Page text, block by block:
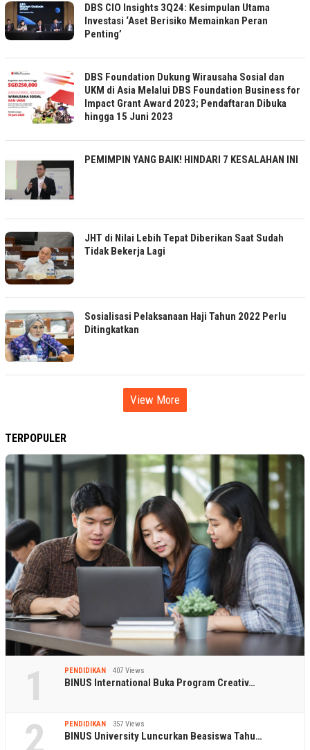
DBS CIO Insights 3Q24: Kesimpulan Utama
Investasi ‘Aset Berisiko Memainkan Peran
Penting’
DBS Foundation Dukung Wirausaha Sosial dan
UKM di Asia Melalui DBS Foundation Business for
Impact Grant Award 2023; Pendaftaran Dibuka
hingga 15 Juni 2023
PEMIMPIN YANG BAIK! HINDARI 7 KESALAHAN INI
JHT di Nilai Lebih Tepat Diberikan Saat Sudah
Tidak Bekerja Lagi
Sosialisasi Pelaksanaan Haji Tahun 2022 Perlu
Ditingkatkan
View More
TERPOPULER
1 PENDIDIKAN 407 Views
BINUS International Buka Program Creativ…
2 PENDIDIKAN 357 Views
BINUS University Luncurkan Beasiswa Tahu…